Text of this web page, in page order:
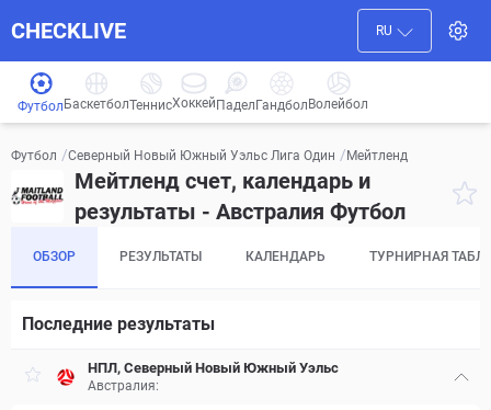
CHECKLIVE RU
Футбол БаскетболТеннисХоккей ПаделГандбол Волейбол
Футбол /Северный Новый Южный Уэльс Лига Один /Мейтленд
Мейтленд счет, календарь и
результаты - Австралия Футбол
ОБЗОР РЕЗУЛЬТАТЫ КАЛЕНДАРЬ ТУРНИРНАЯ
Последние результаты
Австралия:
НПЛ, Северный Новый Южный Уэльс